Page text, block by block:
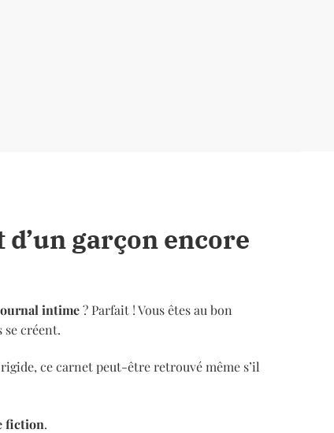
garçon encore
intime? Parfait ! Vous êtes au bon
créent.
ce carnet peut-être retrouvé même s’il
fiction.